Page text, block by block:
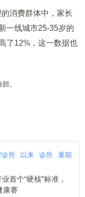
消费群体中，家长
一线城市25-35岁的
了12%，这一数据也
。
诊所 以来 诊所 暑期
首个“硬核”标准，
康赛